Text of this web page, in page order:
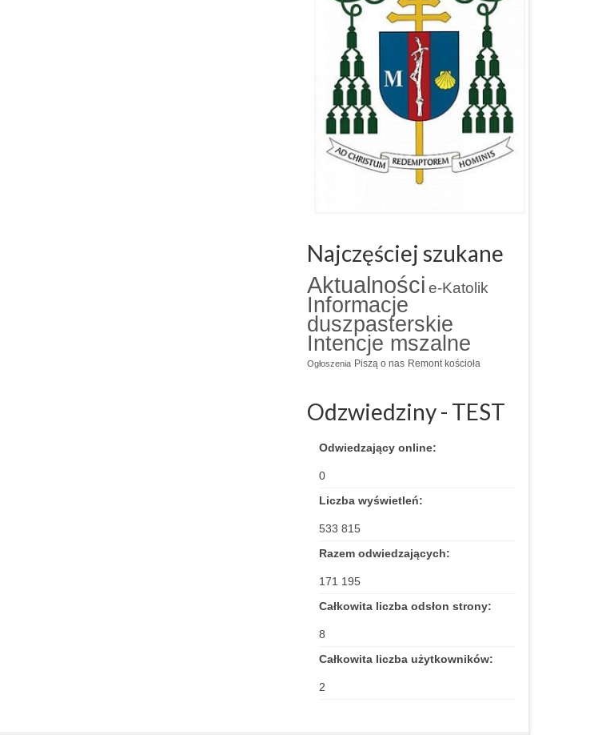
Najczęściej szukane
Aktualności e-Katolik
Informacje
duszpasterskie
Intencje mszalne
Ogłoszenia Piszą o nas Remont kościoła
Odzwiedziny - TEST
Odwiedzający online:
0
Liczba wyświetleń:
533 815
Razem odwiedzających:
171 195
Całkowita liczba odsłon strony:
8
Całkowita liczba użytkowników:
2